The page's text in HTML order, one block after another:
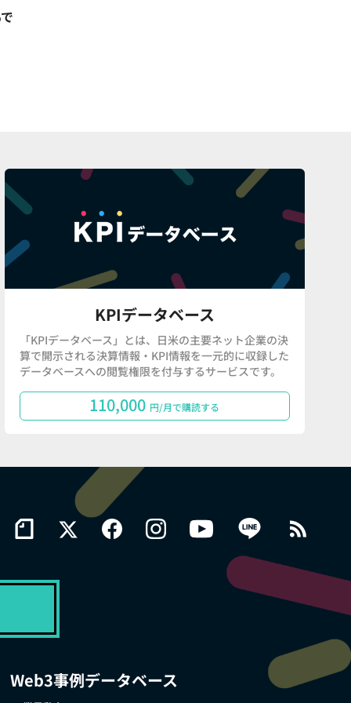
KPIデータベース
「KPIデータベース」とは、日米の主要ネット企業の決
算で開示される決算情報・KPI情報を一元的に収録した
データベースへの閲覧権限を付与するサービスです。
110,000 円/月で購読する
Web3事例データベース